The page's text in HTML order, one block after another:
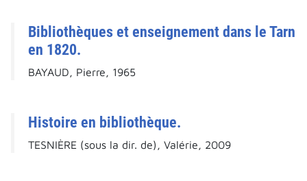
Bibliothèques et enseignement dans le Tarn
en 1820.
BAYAUD, Pierre, 1965
Histoire en bibliothèque.
TESNIÈRE (sous la dir. de), Valérie, 2009